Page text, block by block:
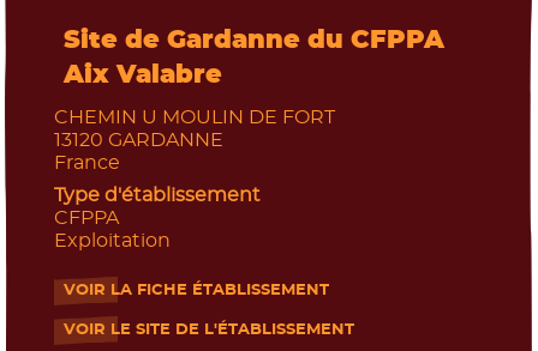
Les journées portes ouvertes
Site de Gardanne du CFPPA
Aix Valabre
CHEMIN U MOULIN DE FORT
13120 GARDANNE
France
Type d'établissement
CFPPA
Exploitation
VOIR LA FICHE ÉTABLISSEMENT
- Nouvelle fenêtre
VOIR LE SITE DE L'ÉTABLISSEMENT
- Nouvelle fenêtre